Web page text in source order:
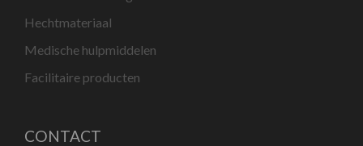
Hechtmateriaal
Medische hulpmiddelen
Facilitaire producten
CONTACT